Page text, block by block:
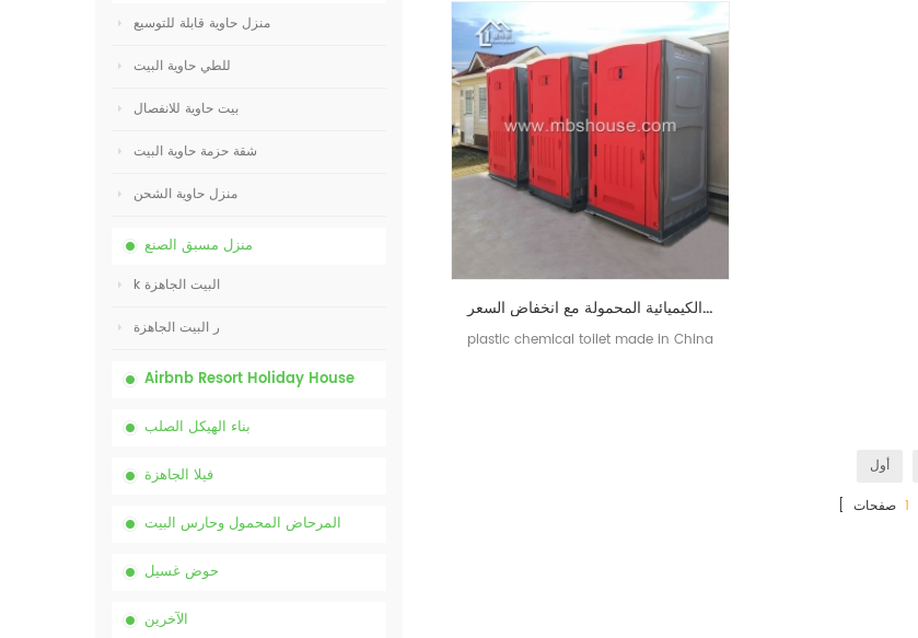
منزل حاوية قابلة للتوسيع
للطي حاوية البيت
بيت حاوية للانفصال
شقة حزمة حاوية البيت
منزل حاوية الشحن
منزل مسبق الصنع
k البيت الجاهزة
ر البيت الجاهزة
Airbnb Resort Holiday House
بناء الهيكل الصلب
فيلا الجاهزة
المرحاض المحمول وحارس البيت
حوض غسيل
الآخرين
الصين المرحاض الكيميائية المحمولة مع انخفاض السعر
plastic chemical toilet made in China
أول
1